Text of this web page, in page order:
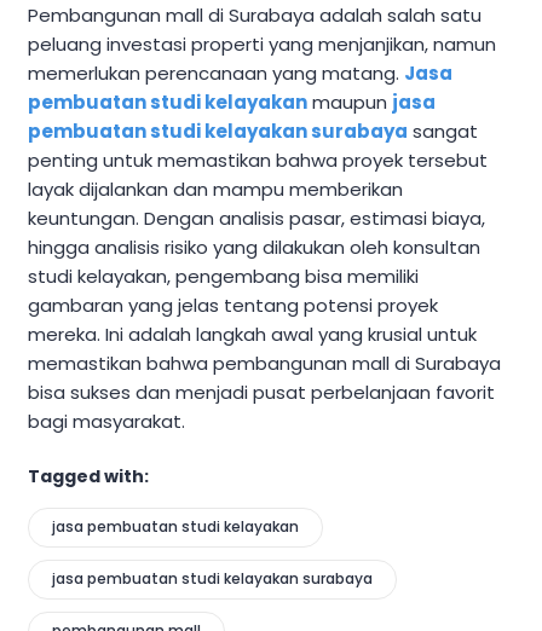
Pembangunan mall di Surabaya adalah salah satu
peluang investasi properti yang menjanjikan, namun
memerlukan perencanaan yang matang. Jasa
pembuatan studi kelayakanmaupun jasa
pembuatan studi kelayakan surabaya sangat
penting untuk memastikan bahwa proyek tersebut
layak dijalankan dan mampu memberikan
keuntungan. Dengan analisis pasar, estimasi biaya,
hingga analisis risiko yang dilakukan oleh konsultan
studi kelayakan, pengembang bisa memiliki
gambaran yang jelas tentang potensi proyek
mereka. Ini adalah langkah awal yang krusial untuk
memastikan bahwa pembangunan mall di Surabaya
bisa sukses dan menjadi pusat perbelanjaan favorit
bagi masyarakat.
Tagged with:
jasa pembuatan studi kelayakan
jasa pembuatan studi kelayakan surabaya